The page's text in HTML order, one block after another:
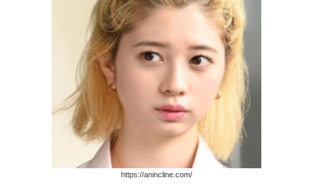
https://anincline.com/